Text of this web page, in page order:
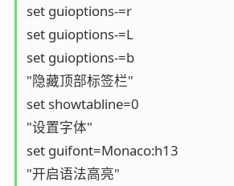
set guioptions-=r
set guioptions-=L
set guioptions-=b
"隐藏顶部标签栏"
set showtabline=0
"设置字体"
set guifont=Monaco:h13
"开启语法高亮"